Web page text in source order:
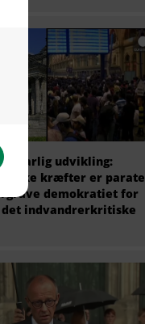
i farlig udvikling:
kræfter er parate
demokratiet for
indvandrerkritiske